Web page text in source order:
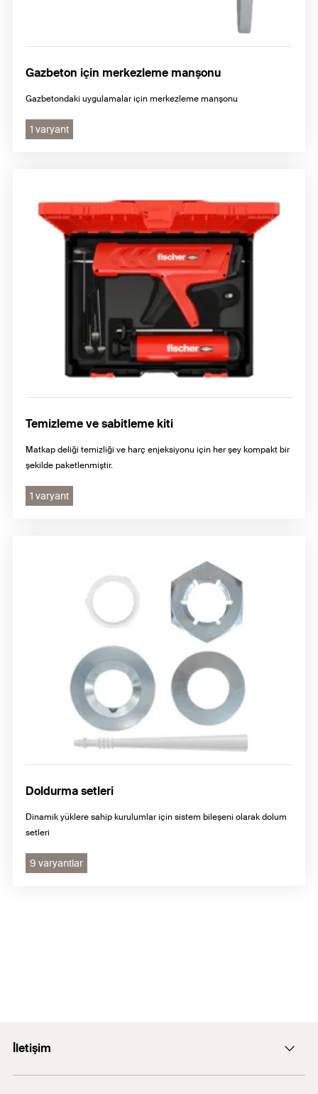
Gazbeton için merkezleme manşonu
Gazbetondaki uygulamalar için merkezleme manşonu
1 varyant
Temizleme ve sabitleme kiti
Matkap deliği temizliği ve harç enjeksiyonu için her şey kompakt bir
şekilde paketlenmiştir.
1 varyant
Doldurma setleri
Dinamik yüklere sahip kurulumlar için sistem bileşeni olarak dolum
setleri
9 varyantlar
İletişim